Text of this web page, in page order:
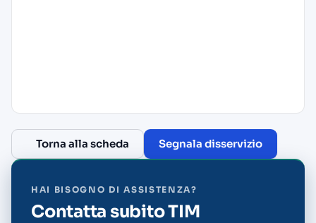
Torna alla scheda Segnala disservizio
HAI BISOGNO DI ASSISTENZA?
Contatta subito TIM